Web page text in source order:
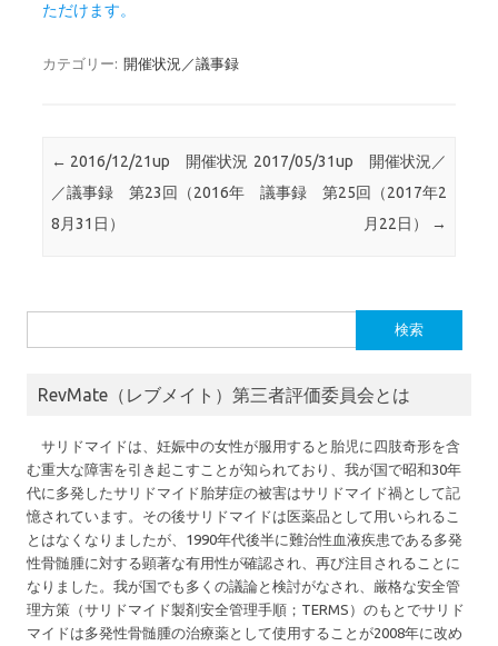
ただけます。
カテゴリー: 開催状況／議事録
投稿ナビゲーション
← 2016/12/21up 開催状況
／議事録 第23回（2016年
8月31日）
2017/05/31up 開催状況／
議事録 第25回（2017年2
月22日）
→
索:
RevMate（レブメイト）第三者評価委員会とは
サリドマイドは、妊娠中の女性が服用すると胎児に四肢奇形を含
む重大な障害を引き起こすことが知られており、我が国で昭和30年
代に多発したサリドマイド胎芽症の被害はサリドマイド禍として記
憶されています。その後サリドマイドは医薬品として用いられるこ
とはなくなりましたが、1990年代後半に難治性血液疾患である多発
性骨髄腫に対する顕著な有用性が確認され、再び注目されることに
なりました。我が国でも多くの議論と検討がなされ、厳格な安全管
理方策（サリドマイド製剤安全管理手順；TERMS）のもとでサリド
マイドは多発性骨髄腫の治療薬として使用することが2008年に改め